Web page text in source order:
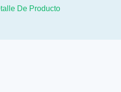
De Producto